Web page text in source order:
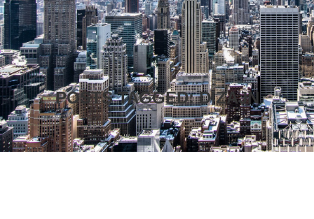
POSTS TAGGED: DIZAJN